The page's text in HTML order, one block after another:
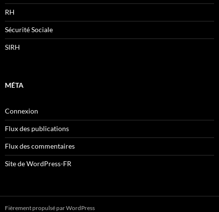
RH
Sécurité Sociale
SIRH
MÉTA
Connexion
Flux des publications
Flux des commentaires
Site de WordPress-FR
Fièrement propulsé par WordPress